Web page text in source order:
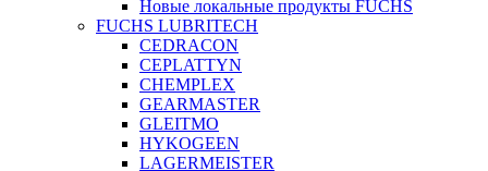
Новые локальные продукты FUCHS
FUCHS LUBRITECH
CEDRACON
CEPLATTYN
CHEMPLEX
GEARMASTER
GLEITMO
HYKOGEEN
LAGERMEISTER